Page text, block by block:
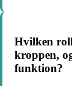
Hvilken
kroppen,
funktion?